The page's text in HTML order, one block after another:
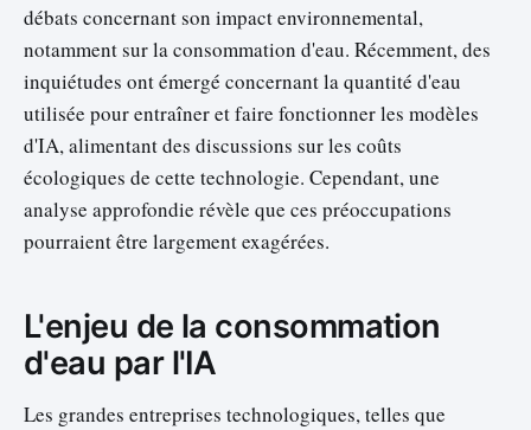
débats concernant son impact environnemental,
notamment sur la consommation d'eau. Récemment, des
inquiétudes ont émergé concernant la quantité d'eau
utilisée pour entraîner et faire fonctionner les modèles
d'IA, alimentant des discussions sur les coûts
écologiques de cette technologie. Cependant, une
analyse approfondie révèle que ces préoccupations
pourraient être largement exagérées.
L'enjeu de la consommation
d'eau par l'IA
Les grandes entreprises technologiques, telles que